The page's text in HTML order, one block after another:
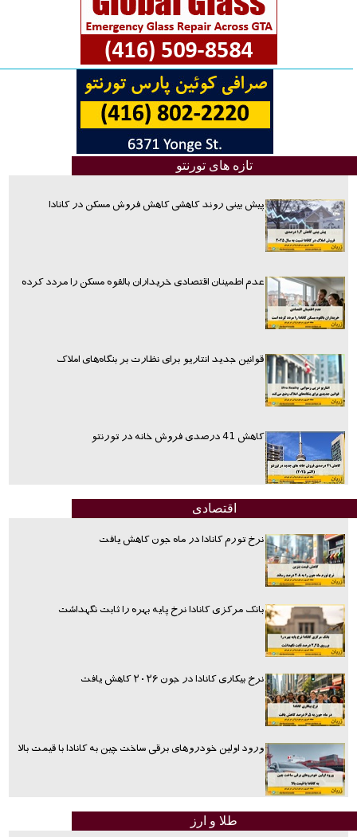
تازه های تورنتو
پیش بینی روند کاهشی کاهش فروش مسکن در کانادا
عدم اطمینان اقتصادی خریداران بالقوه مسکن را مردد کرده
قوانین جدید انتاریو برای نظارت بر بنگاه‌های املاک
کاهش 41 درصدی فروش خانه در تورنتو
اقتصادی
نرخ تورم کانادا در ماه جون کاهش یافت
بانک مرکزی کانادا نرخ پایه بهره را ثابت نگهداشت
نرخ بیکاری کانادا در جون ۲۰۲۶ کاهش یافت
ورود اولین خودروهای برقی ساخت چین به کانادا با قیمت بالا
طلا و ارز